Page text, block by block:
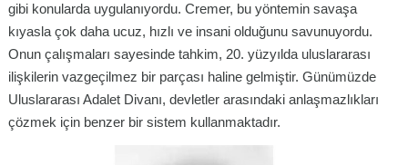
gibi konularda uygulanıyordu. Cremer, bu yöntemin savaşa
kıyasla çok daha ucuz, hızlı ve insani olduğunu savunuyordu.
Onun çalışmaları sayesinde tahkim, 20. yüzyılda uluslararası
ilişkilerin vazgeçilmez bir parçası haline gelmiştir. Günümüzde
Uluslararası Adalet Divanı, devletler arasındaki anlaşmazlıkları
çözmek için benzer bir sistem kullanmaktadır.